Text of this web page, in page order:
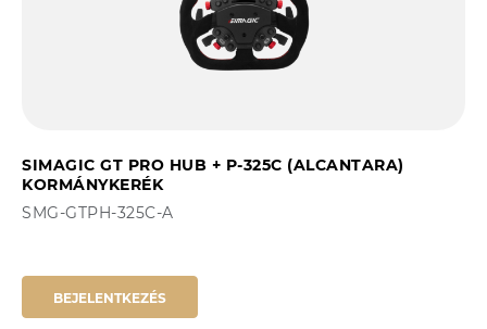
SIMAGIC GT PRO HUB + P-325C (ALCANTARA)
KORMÁNYKERÉK
SMG-GTPH-325C-A
BEJELENTKEZÉS